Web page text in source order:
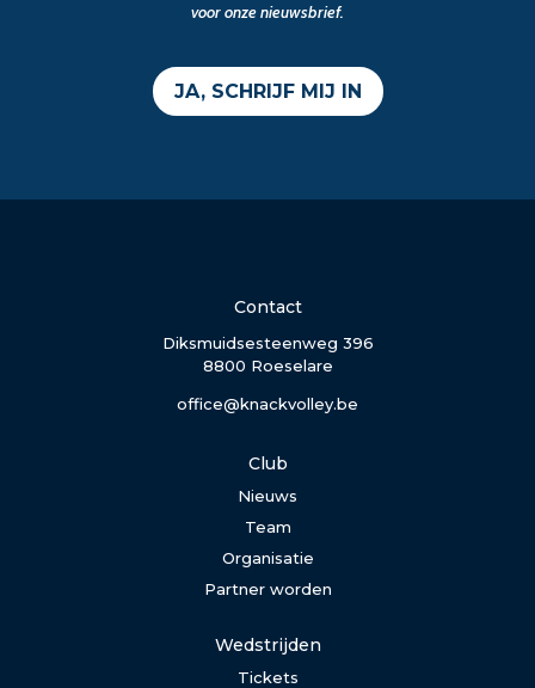
voor onze nieuwsbrief.
JA, SCHRIJF MIJ IN
Contact
Diksmuidsesteenweg 396
8800 Roeselare
office@knackvolley.be
Club
Nieuws
Team
Organisatie
Partner worden
Wedstrijden
Tickets